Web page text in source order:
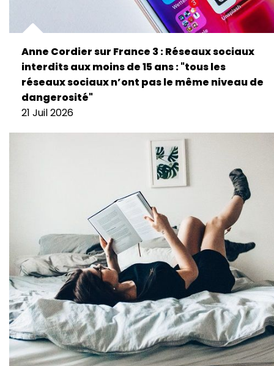
Anne Cordier sur France 3 : Réseaux sociaux
interdits aux moins de 15 ans : "tous les
réseaux sociaux n’ont pas le même niveau de
dangerosité"
21 Juil 2026